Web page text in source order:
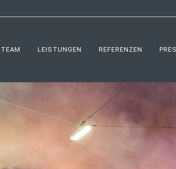
TEAM LEISTUNGEN REFERENZEN